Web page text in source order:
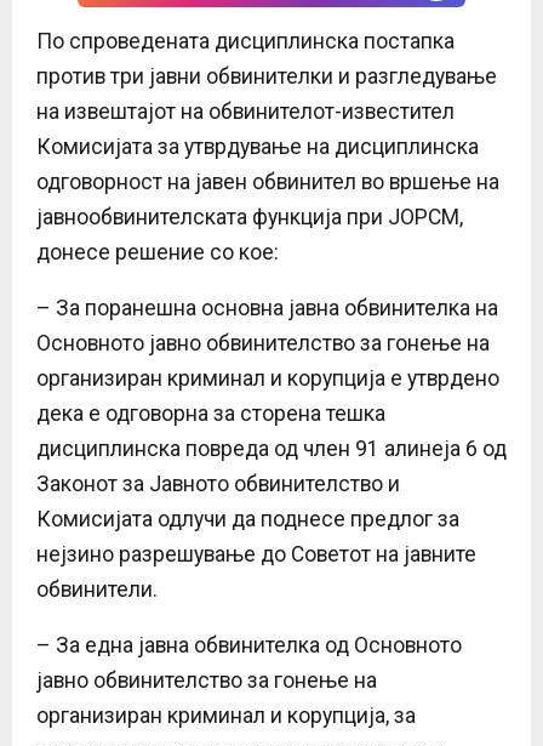
По спроведената дисциплинска постапка
против три јавни обвинителки и разгледување
на извештајот на обвинителот-известител
Комисијата за утврдување на дисциплинска
одговорност на јавен обвинител во вршење на
јавнообвинителската функција при ЈОРСМ,
донесе решение со кое:
– За поранешна основна јавна обвинителка на
Основното јавно обвинителство за гонење на
организиран криминал и корупција е утврдено
дека е одговорна за сторена тешка
дисциплинска повреда од член 91 алинеја 6 од
Законот за Јавното обвинителство и
Комисијата одлучи да поднесе предлог за
нејзино разрешување до Советот на јавните
обвинители.
– За една јавна обвинителка од Основното
јавно обвинителство за гонење на
организиран криминал и корупција, за